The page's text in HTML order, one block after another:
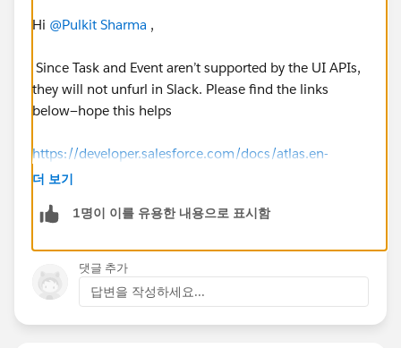
Hi @Pulkit Sharma ,
Since Task and Event aren’t supported by the UI APIs,
they will not unfurl in Slack. Please find the links
below—hope this helps
https://developer.salesforce.com/docs/atlas.en-
us.uiapi.meta/uiapi/ui_api_all_supported_objects.ht
id=slack.slack_apps_digital_hq_object_support.htm&t
ype=5
https://ideas.salesforce.com/s/idea/a0B8W00000Gd
더 보기
1명이 이를 유용한 내용으로 표시함
댓글 추가
답변을 작성하세요...